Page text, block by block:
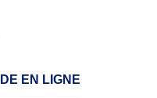
EN LIGNE